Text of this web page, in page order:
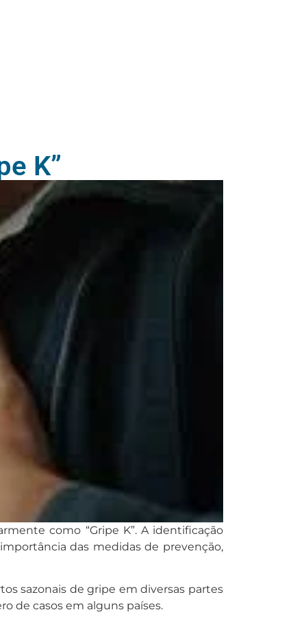
K”
como “Gripe K”. A identificação
das medidas de prevenção,
sazonais de gripe em diversas partes
de casos em alguns países.